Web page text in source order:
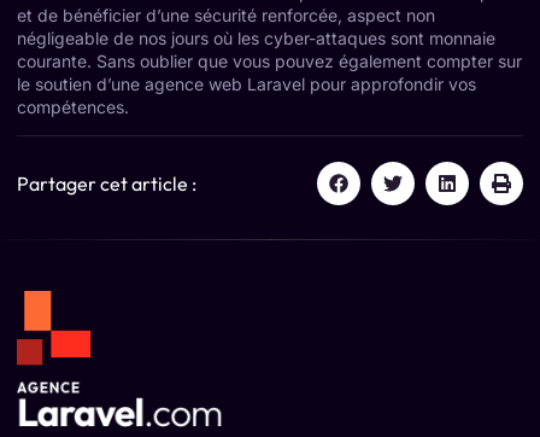
et de bénéficier d’une sécurité renforcée, aspect non
négligeable de nos jours où les cyber-attaques sont monnaie
courante. Sans oublier que vous pouvez également compter sur
le soutien d’une agence web Laravel pour approfondir vos
compétences.
Partager cet article :